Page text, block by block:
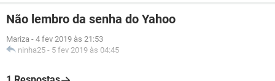
Não lembro da senha do Yahoo
Mariza - 4 fev 2019 às 21:53
ninha25 - 5 fev 2019 às 04:45